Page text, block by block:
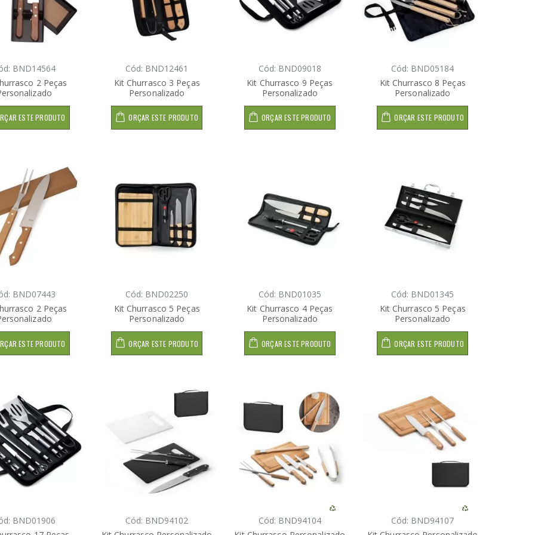
BND14564
2 Peças
ESTE PRODUTO
Cód: BND12461
Kit Churrasco 3 Peças
Personalizado
ORÇAR ESTE PRODUTO
Cód: BND09018
Kit Churrasco 9 Peças
Personalizado
ORÇAR ESTE PRODUTO
Cód: BND05184
Kit Churrasco 8 Peças
Personalizado
ORÇAR ESTE PRODUTO
BND07443
2 Peças
ESTE PRODUTO
Cód: BND02250
Kit Churrasco 5 Peças
Personalizado
ORÇAR ESTE PRODUTO
Cód: BND01035
Kit Churrasco 4 Peças
Personalizado
ORÇAR ESTE PRODUTO
Cód: BND01345
Kit Churrasco 5 Peças
Personalizado
ORÇAR ESTE PRODUTO
BND01906
Cód: BND94102
Cód: BND94104
Cód: BND94107